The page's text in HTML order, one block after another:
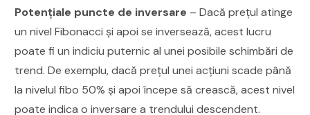
Potențiale puncte de inversare – Dacă prețul atinge
un nivel Fibonacci și apoi se inversează, acest lucru
poate fi un indiciu puternic al unei posibile schimbări de
trend. De exemplu, dacă prețul unei acțiuni scade până
la nivelul fibo 50% și apoi începe să crească, acest nivel
poate indica o inversare a trendului descendent.